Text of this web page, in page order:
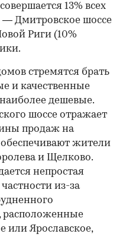
13% всех
— Дмитровское шоссе
Риги (10%
стремятся брать
и качественные
дешевые.
шоссе отражает
продаж на
жители
и Щелково.
непростая
из-за
расположенные
или Ярославское,